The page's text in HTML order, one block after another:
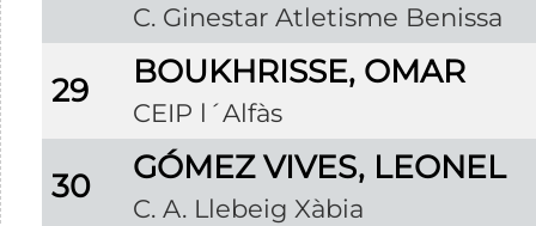
C. Ginestar Atletisme Benissa
29 BOUKHRISSE, OMAR
CEIP l´Alfàs
30 GÓMEZ VIVES, LEONEL
C. A. Llebeig Xàbia